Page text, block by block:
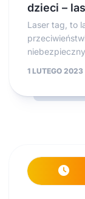
dzieci –
Laser tag, to
1 LUTEGO 2023